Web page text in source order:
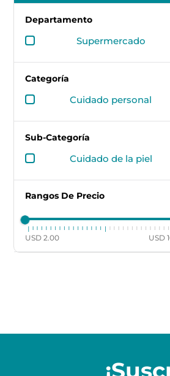
Departamento
supermercado
Categoría
cuidado personal
Sub-Categoría
cuidado de la piel
Rangos De Precio
USD 2.00 USD